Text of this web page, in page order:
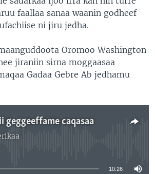
faallaa sanaa waanin godheef
ni jiru jedha.
Oromoo Washington
jiraniin sirna moggaasaa
Gadaa Gebre Ab jedhamu
geggeeffame caqasaa
source currently available
10:26